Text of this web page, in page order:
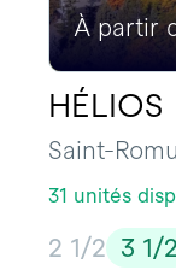
À partir
HÉLIOS
Saint-
31 unités
2 1/2 3 1/2